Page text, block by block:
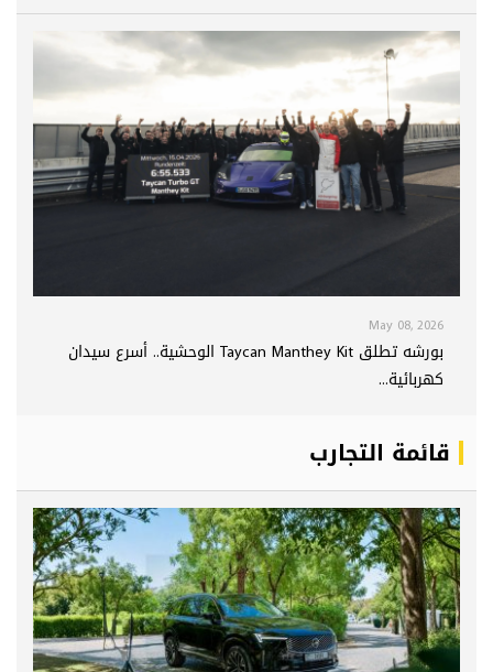
May 08, 2026
بورشه تطلق Taycan Manthey Kit الوحشية.. أسرع سيدان
كهربائية...
قائمة التجارب